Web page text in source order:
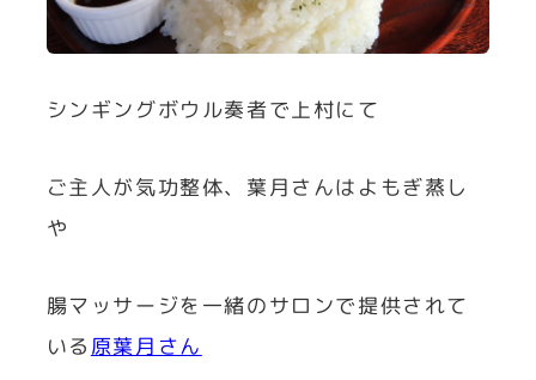
シンギングボウル奏者で上村にて
ご主人が気功整体、葉月さんはよもぎ蒸し
や
腸マッサージを一緒のサロンで提供されて
いる 原葉月さん